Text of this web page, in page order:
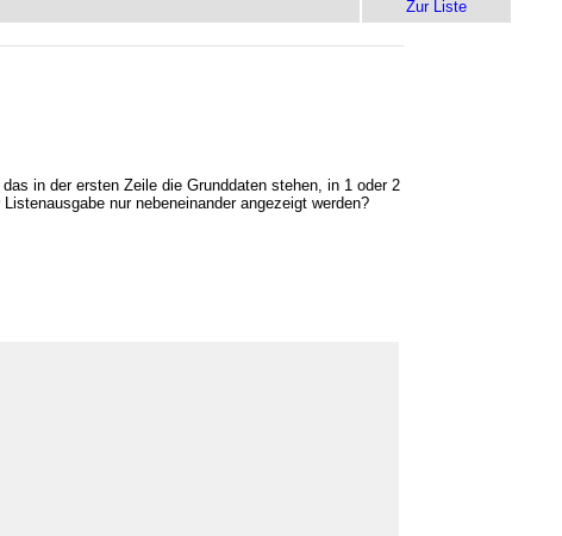
Zur Liste
in der ersten Zeile die Grunddaten stehen, in 1 oder 2
nur nebeneinander angezeigt werden?